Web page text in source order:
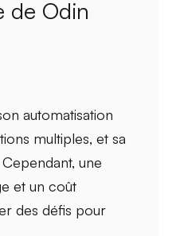
de Odin
automatisation
multiples, et sa
Cependant, une
et un coût
des défis pour